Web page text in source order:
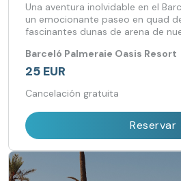
Una aventura inolvidable en el
un emocionante paseo en quad
fascinantes dunas de arena de
Barceló Palmeraie Oasis Resort
25 EUR
Cancelación gratuita
Reservar